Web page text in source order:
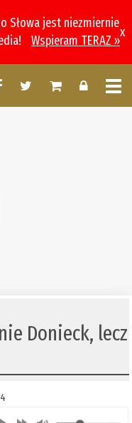
Słowa jest niezmiernie
Wspieram TERAZ »
x
Donieck, lecz